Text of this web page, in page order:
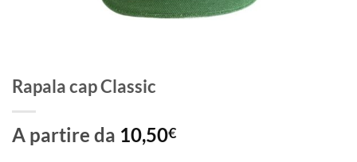
Rapala cap Classic
A partire da 10,50€